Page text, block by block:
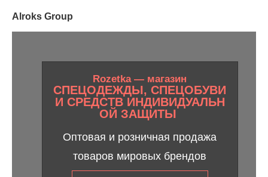
Alroks Group
Rozetka — магазин
СПЕЦОДЕЖДЫ, СПЕЦОБУВИ
И СРЕДСТВ ИНДИВИДУАЛЬН
ОЙ ЗАЩИТЫ
Оптовая и розничная продажа
товаров мировых брендов